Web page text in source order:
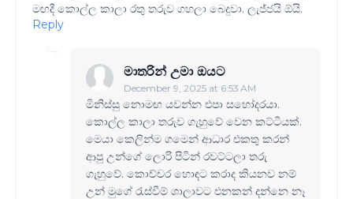
මඟදී කොල්ල කාලා රතු තරුව ගහලා බෙදුවා. ලැජ්ජයි ඕයි.
Reply
මාතරින් උමා ඔයට
December 9, 2025 at 6:53 AM
මිනිස්සු නොමඟ යවන්න එපා සහෝදරයා.
කොල්ල කාලා තරුව ගැහුවේ වෙන කට්ටියක්.
මෙයා කෙලින්ම ගමෙන් ආධාර එකතු කරන්
ආපු උන්ගේ ලොරි පිටින් රවට්ටලා තරු
ගැහුවේ. කොච්චර හොඳට කරාද කියනව නම්
උන් මුගේ ‍රැස්වීම් ශාලාවට එනකන් දන්නෙ නෑ